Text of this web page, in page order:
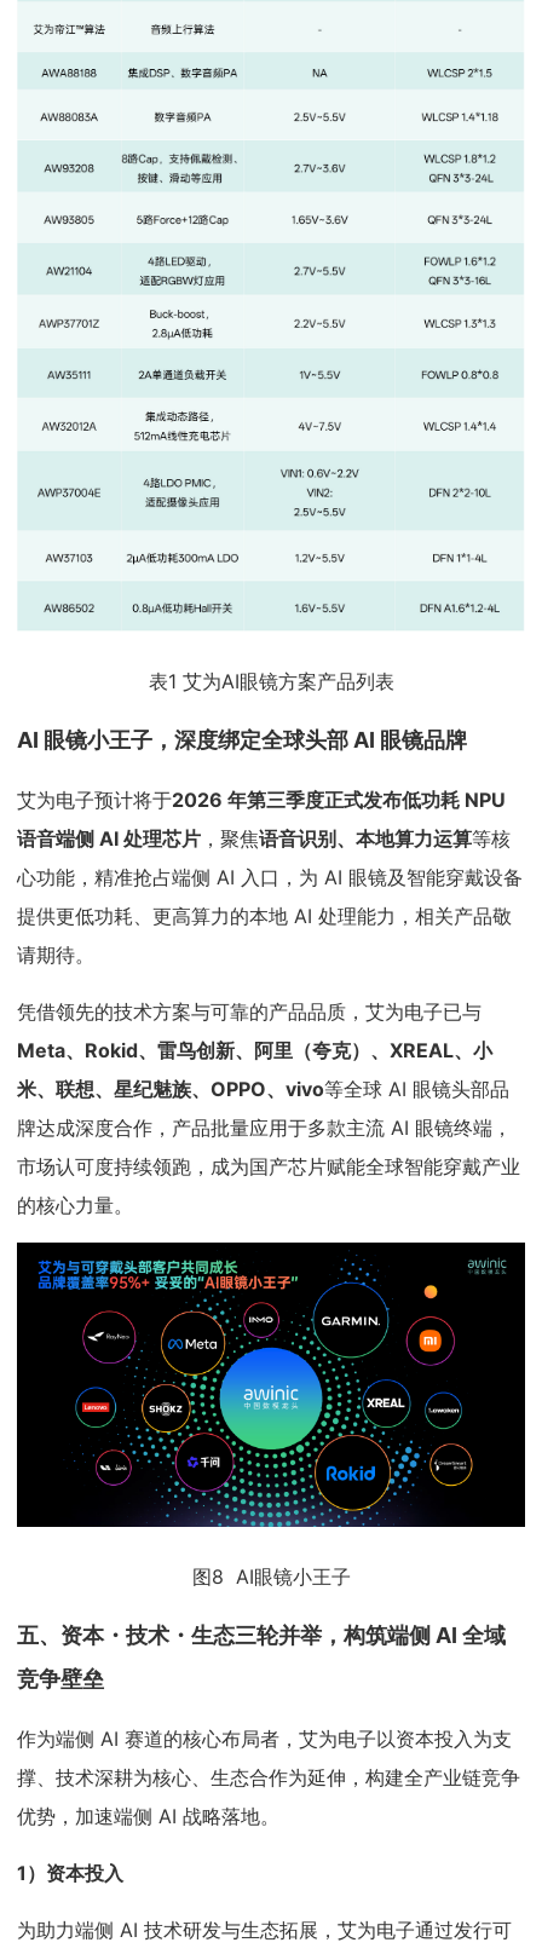
表1 艾为AI眼镜方案产品列表
AI 眼镜小王子，深度绑定全球头部 AI 眼镜品牌
艾为电子预计将于2026 年第三季度正式发布低功耗 NPU
语音端侧 AI 处理芯片 ，聚焦语音识别、本地算力运算等核
心功能，精准抢占端侧 AI 入口，为 AI 眼镜及智能穿戴设备
提供更低功耗、更高算力的本地 AI 处理能力，相关产品敬
请期待。
凭借领先的技术方案与可靠的产品品质，艾为电子已与
Meta、Rokid、雷鸟创新、阿里（夸克）、XREAL、小
米、联想、星纪魅族、OPPO、vivo等全球 AI 眼镜头部品
牌达成深度合作，产品批量应用于多款主流 AI 眼镜终端，
市场认可度持续领跑，成为国产芯片赋能全球智能穿戴产业
的核心力量。
图8 AI眼镜小王子
五、资本・技术・生态三轮并举，构筑端侧 AI 全域
竞争壁垒
作为端侧 AI 赛道的核心布局者，艾为电子以资本投入为支
撑、技术深耕为核心、生态合作为延伸，构建全产业链竞争
优势，加速端侧 AI 战略落地。
1）资本投入
为助力端侧 AI 技术研发与生态拓展，艾为电子通过发行可